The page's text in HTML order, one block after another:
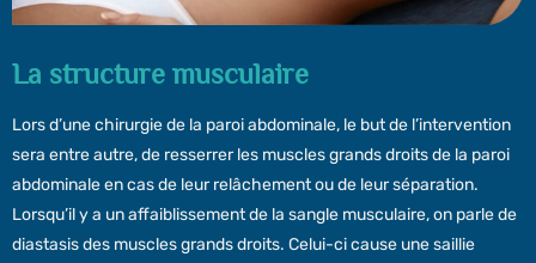
La structure musculaire
Lors d’une chirurgie de la paroi abdominale, le but de l’intervention
sera entre autre, de resserrer les muscles grands droits de la paroi
abdominale en cas de leur relâchement ou de leur séparation.
Lorsqu’il y a un affaiblissement de la sangle musculaire, on parle de
diastasis des muscles grands droits. Celui-ci cause une saillie